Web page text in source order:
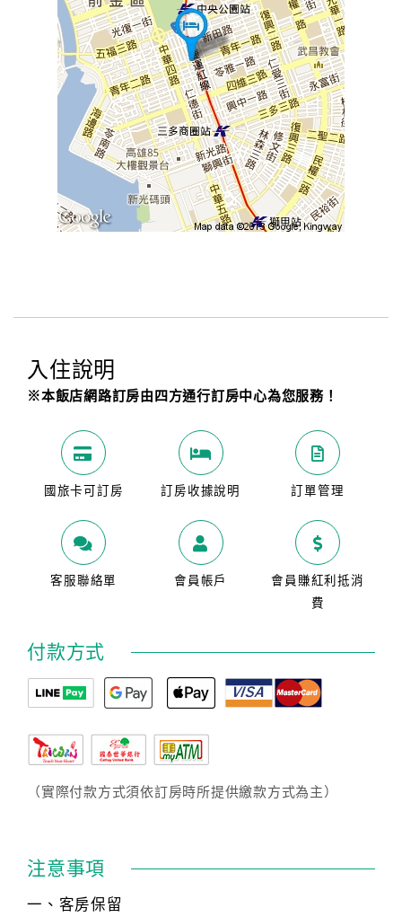
入住說明
※本飯店網路訂房由四方通行訂房中心為您服務！
國旅卡可訂房 訂房收據說明 訂單管理
客服聯絡單 會員帳戶
會員賺紅利抵消
費
付款方式
（實際付款方式須依訂房時所提供繳款方式為主）
注意事項
一、客房保留